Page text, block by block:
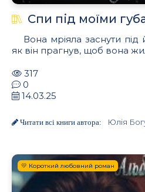
Спи під моїми
Вона мріяла заснути
як він прагнув, щоб вона
317
0
14.03.25
Читати всі книги автора: Юлія
💛 Короткий любовний роман